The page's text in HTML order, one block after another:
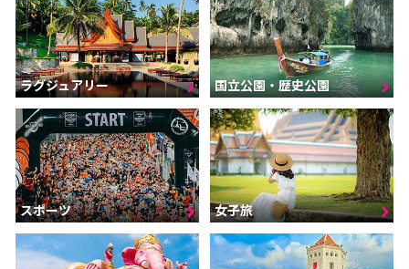
ラグジュアリー 国立公園・歴史公園
スポーツ 女子旅